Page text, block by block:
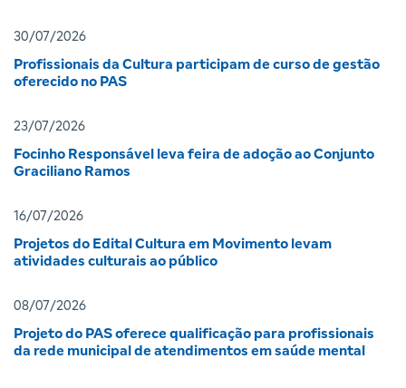
30/07/2026
Profissionais da Cultura participam de curso de gestão
oferecido no PAS
23/07/2026
Focinho Responsável leva feira de adoção ao Conjunto
Graciliano Ramos
16/07/2026
Projetos do Edital Cultura em Movimento levam
atividades culturais ao público
08/07/2026
Projeto do PAS oferece qualificação para profissionais
da rede municipal de atendimentos em saúde mental